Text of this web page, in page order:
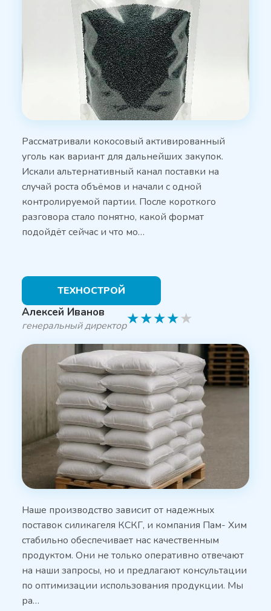
Рассматривали кокосовый активированный
уголь как вариант для дальнейших закупок.
Искали альтернативный канал поставки на
случай роста объёмов и начали с одной
контролируемой партии. После короткого
разговора стало понятно, какой формат
подойдёт сейчас и что мо…
ТЕХНОСТРОЙ
Алексей Иванов
генеральный директор★★★★★
Наше производство зависит от надежных
поставок силикагеля КСКГ, и компания Пам- Хим
стабильно обеспечивает нас качественным
продуктом. Они не только оперативно отвечают
на наши запросы, но и предлагают консультации
по оптимизации использования продукции. Мы
ра…